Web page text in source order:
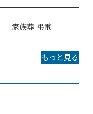
家族葬 弔電
もっと見る